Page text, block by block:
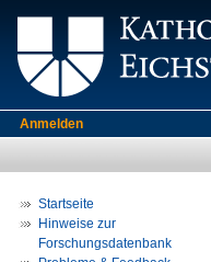
Anmelden
Startseite
Hinweise zur
Forschungsdatenbank